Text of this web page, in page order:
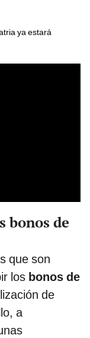
ya estará
bonos de
que son
los bonos de
de
a